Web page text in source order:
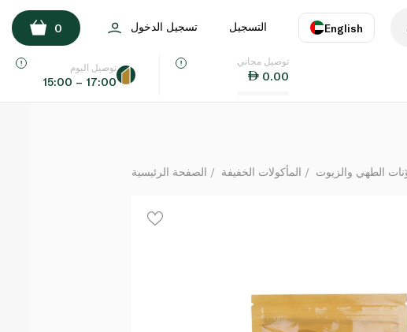
English
اللغة
التسجيل تسجيل الدخول 0
توصيل مجاني
0.00
توصيل اليوم
15:00 – 17:00
الصفحة الرئيسية المأكولات الخفيفة الطهي والزيوت